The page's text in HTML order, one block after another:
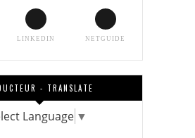
LINKEDIN NETGUIDE
- TRANSLATE
Language ▼